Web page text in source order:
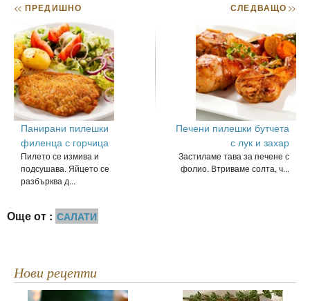
<< ПРЕДИШНО
Панирани пилешки
филенца с горчица
Пилето се измива и
подсушава. Яйцето се
разбърква д...
СЛЕДВАЩО>>
Печени пилешки бутчета
с лук и захар
Застиламе тава за печене с
фолио. Втриваме солта, ч...
Още от : САЛАТИ
Нови рецепти